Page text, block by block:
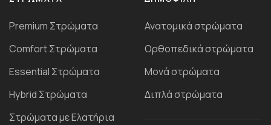
Premium Στρώματα
Comfort Στρώματα
Essential Στρώματα
Ηybrid Στρώματα
Στρώματα με Ελατήρια
Ανατομικά στρώματα
Ορθοπεδικά στρώματα
Μονά στρώματα
Διπλά στρώματα